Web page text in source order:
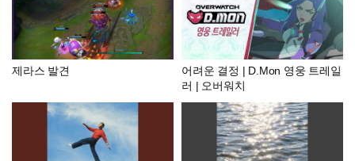
제라스 발견
어려운 결정 | D.Mon 영웅 트레일
러 | 오버워치